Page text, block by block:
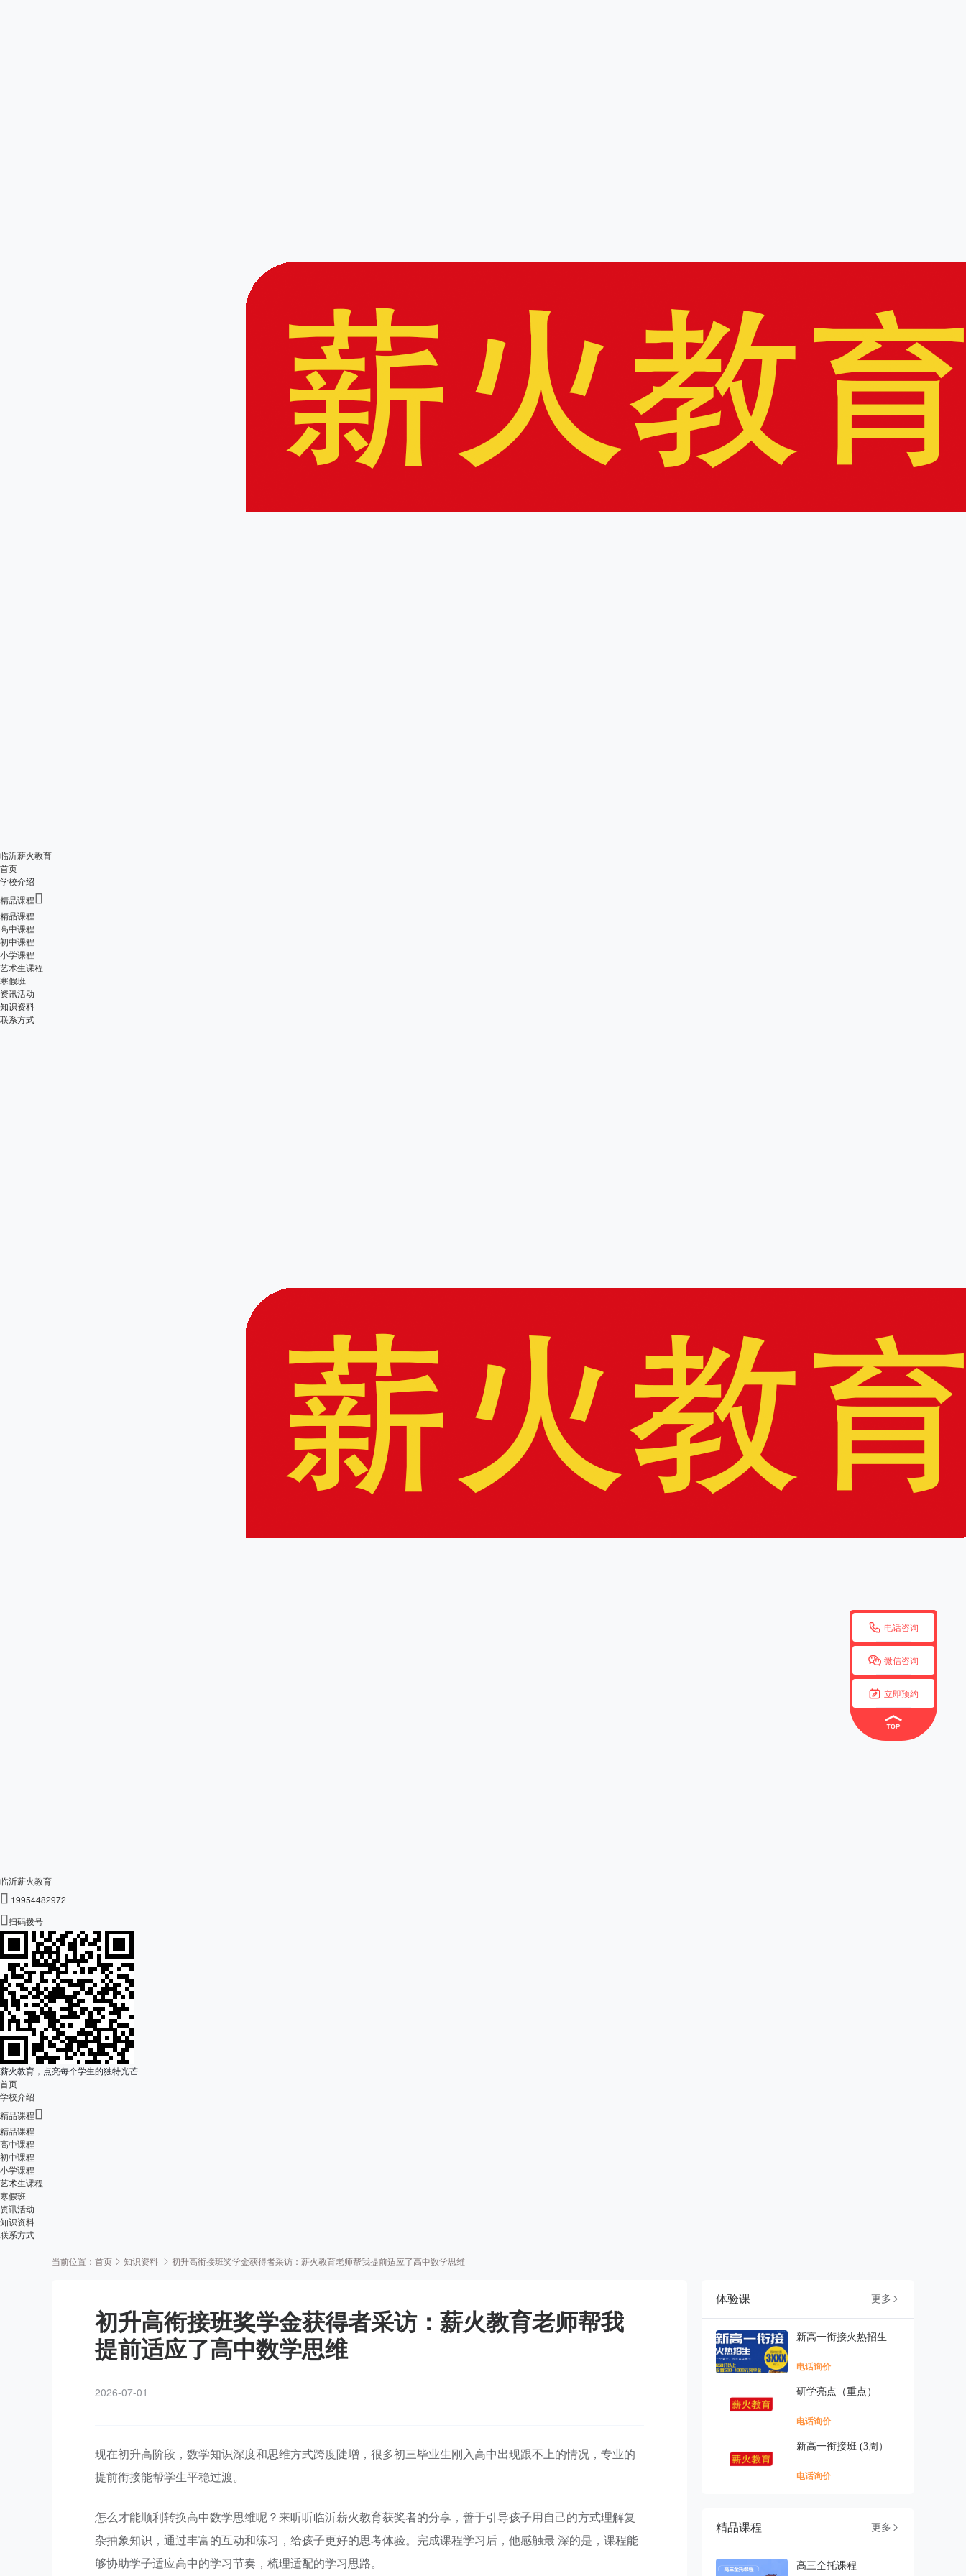
临沂薪火教育
首页
学校介绍
精品课程
精品课程
高中课程
初中课程
小学课程
艺术生课程
寒假班
资讯活动
知识资料
联系方式
临沂薪火教育
 19954482972
扫码拨号
薪火教育，点亮每个学生的独特光芒
首页
学校介绍
精品课程
精品课程
高中课程
初中课程
小学课程
艺术生课程
寒假班
资讯活动
知识资料
联系方式
 电话咨询
 微信咨询
 立即预约
当前位置： 首页 知识资料 初升高衔接班奖学金获得者采访：薪火教育老师帮我提前适应了高中数学思维
初升高衔接班奖学金获得者采访：薪火教育老师帮我
提前适应了高中数学思维
2026-07-01
现在初升高阶段，数学知识深度和思维方式跨度陡增，很多初三毕业生刚入高中出现跟不上的情况，专业的
提前衔接能帮学生平稳过渡。
怎么才能顺利转换高中数学思维呢？来听听临沂薪火教育获奖者的分享，善于引导孩子用自己的方式理解复
杂抽象知识，通过丰富的互动和练习，给孩子更好的思考体验。完成课程学习后，他感触最 深的是，课程能
够协助学子适应高中的学习节奏，梳理适配的学习思路。
体验课 更多 
新高一衔接火热招生
电话询价
研学亮点（重点）
电话询价
新高一衔接班 (3周）
电话询价
精品课程 更多 
高三全托课程